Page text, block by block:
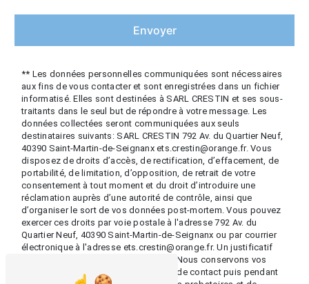
Envoyer
** Les données personnelles communiquées sont nécessaires
aux fins de vous contacter et sont enregistrées dans un fichier
informatisé. Elles sont destinées à SARL CRESTIN et ses sous-
traitants dans le seul but de répondre à votre message. Les
données collectées seront communiquées aux seuls
destinataires suivants: SARL CRESTIN 792 Av. du Quartier Neuf,
40390 Saint-Martin-de-Seignanx ets.crestin@orange.fr. Vous
disposez de droits d’accès, de rectification, d’effacement, de
portabilité, de limitation, d’opposition, de retrait de votre
consentement à tout moment et du droit d’introduire une
réclamation auprès d’une autorité de contrôle, ainsi que
d’organiser le sort de vos données post-mortem. Vous pouvez
exercer ces droits par voie postale à l'adresse 792 Av. du
Quartier Neuf, 40390 Saint-Martin-de-Seignanx ou par courrier
électronique à l'adresse ets.crestin@orange.fr. Un justificatif
d'identité pourra vous être demandé. Nous conservons vos
données pendant la période de prise de contact puis pendant